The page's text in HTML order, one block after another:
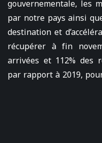
gouvernementale, les
par notre pays ainsi
destination et
récupérer à fin
arrivées et 112% des
par rapport à 2019,